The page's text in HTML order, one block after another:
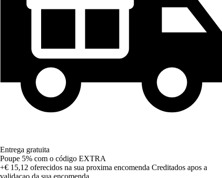
Entrega gratuita
Poupe 5% com o código EXTRA
+€ 15,12 oferecidos na sua proxima encomenda Creditados apos a